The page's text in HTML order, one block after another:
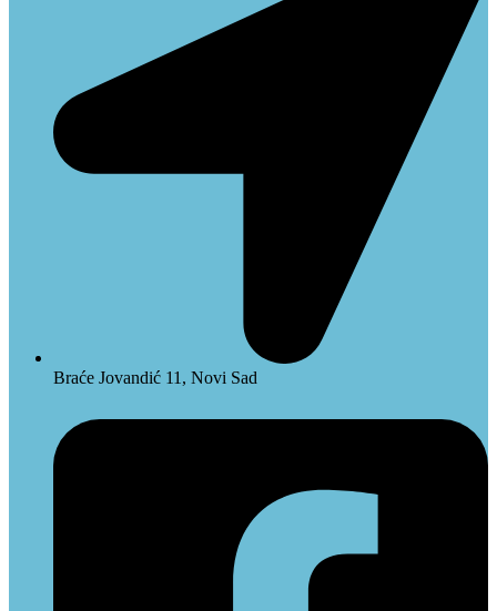
Braće Jovandić 11, Novi Sad